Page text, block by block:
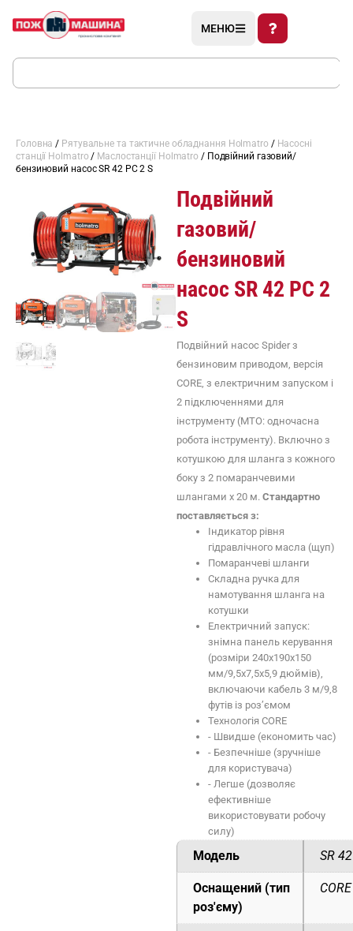
МЕНЮ
Головна / Рятувальне та тактичне обладнання Holmatro / Насосні
станції Holmatro / Маслостанції Holmatro / Подвійний газовий/
бензиновий насос SR 42 PC 2 S
Подвійний
газовий/
бензиновий
насос SR 42 PC 2
S
Подвійний насос Spider з
бензиновим приводом, версія
CORE, з електричним запуском і
2 підключеннями для
інструменту (MTO: одночасна
робота інструменту). Включно з
котушкою для шланга з кожного
боку з 2 помаранчевими
шлангами х 20 м. Стандартно
поставляється з:
Індикатор рівня
гідравлічного масла (щуп)
Помаранчеві шланги
Складна ручка для
намотування шланга на
котушки
Електричний запуск:
знімна панель керування
(розміри 240x190x150
мм/9,5x7,5x5,9 дюймів),
включаючи кабель 3 м/9,8
футів із роз’ємом
Технологія CORE
- Швидше (економить час)
- Безпечніше (зручніше
для користувача)
- Легше (дозволяє
ефективніше
використовувати робочу
силу)
Модель SR
Оснащений (тип
роз'єму)
CORE